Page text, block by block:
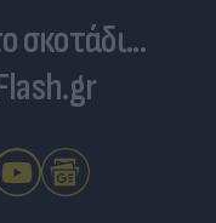
σκοτάδι...